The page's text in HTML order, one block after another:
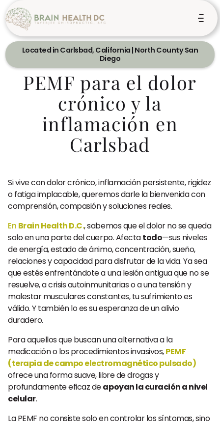
Located in Carlsbad, California | North County San
Diego
PEMF para el dolor
crónico y la
inflamación en
Carlsbad
Si vive con dolor crónico, inflamación persistente, rigidez
o fatiga implacable, queremos darle la bienvenida con
comprensión, compasión y soluciones reales.
En Brain Health D.C., sabemos que el dolor no se queda
solo en una parte del cuerpo. Afectatodo—sus niveles
de energía, estado de ánimo, concentración, sueño,
relaciones y capacidad para disfrutar de la vida. Ya sea
que estés enfrentándote a una lesión antigua que no se
resuelve, a crisis autoinmunitarias o a una tensión y
malestar musculares constantes, tu sufrimiento es
válido. Y también lo es su esperanza de un alivio
duradero.
Para aquellos que buscan una alternativa a la
medicación o los procedimientos invasivos,PEMF
(terapia de campo electromagnético pulsado)
ofrece una forma suave, libre de drogas y
profundamente eficaz deapoyan la curación a nivel
celular.
La PEMF no consiste solo en controlar los síntomas, sino